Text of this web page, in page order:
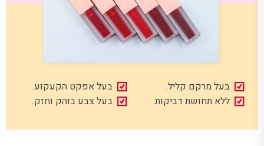
בעל מרקם קליל.
בעל אפקט הקעקוע.
ללא תחושת דביקות.
בעל צבע בוהק וחזק.